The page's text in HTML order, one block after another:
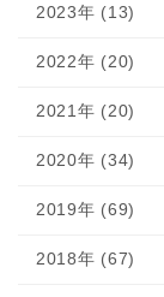
2023年 (13)
2022年 (20)
2021年 (20)
2020年 (34)
2019年 (69)
2018年 (67)